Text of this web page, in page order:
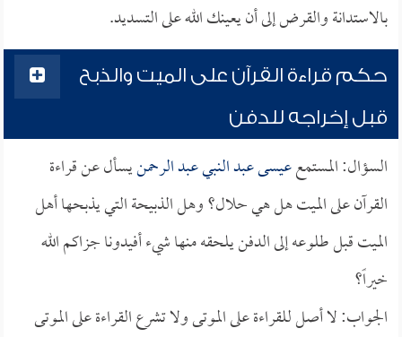
بالاستدانة والقرض إلى أن يعينك الله على التسديد.
حكم قراءة القرآن على الميت والذبح
قبل إخراجه للدفن
السؤال: المستمععيسى عبد النبي عبد الرحمنيسأل عن قراءة
القرآن على الميت هل هي حلال؟ وهل الذبيحة التي يذبحها أهل
الميت قبل طلوعه إلى الدفن يلحقه منها شيء أفيدونا جزاكم الله
خيراً؟
الجواب: لا أصل للقراءة على الموتى ولا تشرع القراءة على الموتى